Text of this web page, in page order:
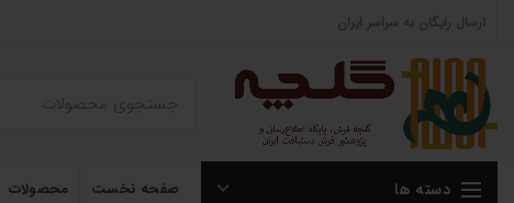
ارسال رایگان به سراسر ایران
دسته ها صفحه نخست محصولات